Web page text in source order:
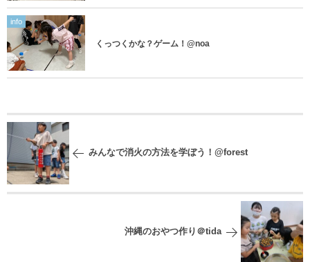
info
くっつくかな？ゲーム！@noa
みんなで消火の方法を学ぼう！@forest
沖縄のおやつ作り＠tida